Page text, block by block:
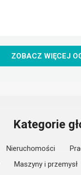
ZOBACZ WIĘCEJ
Kategorie
Nieruchomości
Maszyny i przemysł